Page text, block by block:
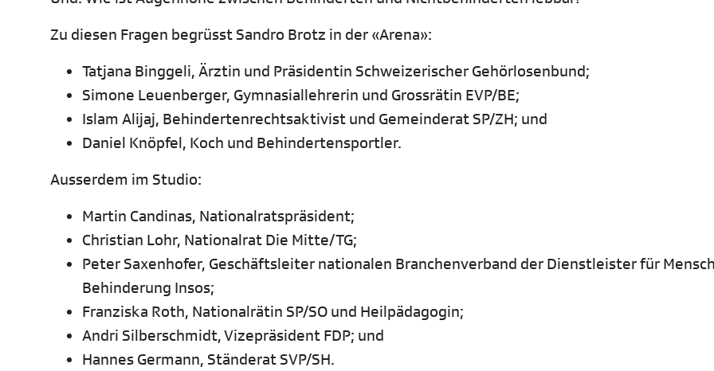
Zu diesen Fragen begrüsst Sandro Brotz in der «Arena»:
Tatjana Binggeli, Ärztin und Präsidentin Schweizerischer Gehörlosenbund;
Simone Leuenberger, Gymnasiallehrerin und Grossrätin EVP/BE;
Islam Alijaj, Behindertenrechtsaktivist und Gemeinderat SP/ZH; und
Daniel Knöpfel, Koch und Behindertensportler.
Ausserdem im Studio:
Martin Candinas, Nationalratspräsident;
Christian Lohr, Nationalrat Die Mitte/TG;
Peter Saxenhofer, Geschäftsleiter nationalen Branchenverband der Dienstleister für
Behinderung Insos;
Franziska Roth, Nationalrätin SP/SO und Heilpädagogin;
Andri Silberschmidt, Vizepräsident FDP; und
Hannes Germann, Ständerat SVP/SH.